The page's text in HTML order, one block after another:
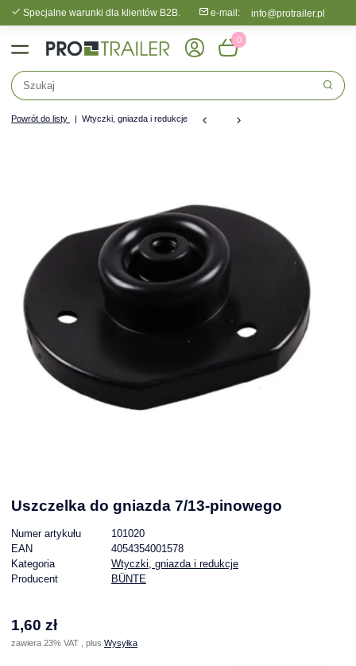
Specjalne warunki dla klientów B2B. e-mail: info@protrailer.pl
0
Powrót do listy Wtyczki, gniazda i redukcje
Uszczelka do gniazda 7/13-pinowego
Numer artykułu
101020
EAN
4054354001578
Kategoria
Wtyczki, gniazda i redukcje
Producent
BÜNTE
1,60 zł
zawiera 23% VAT , plus Wysyłka